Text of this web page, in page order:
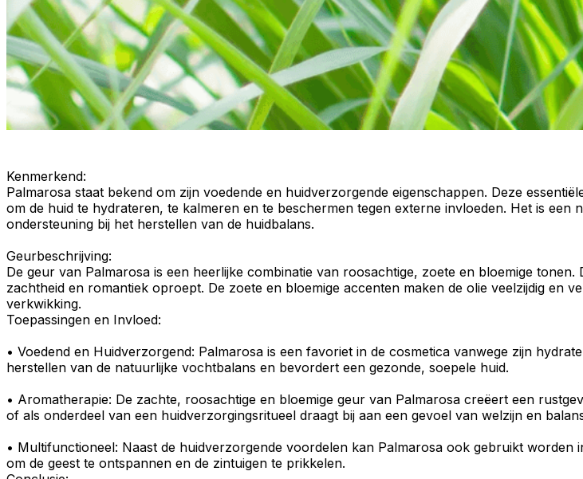
Kenmerkend:
Palmarosa staat bekend om zijn voedende en huidverzorgende eigenschappen. Deze
om de huid te hydrateren, te kalmeren en te beschermen tegen externe invloeden. Het is een
ondersteuning bij het herstellen van de huidbalans.
Geurbeschrijving:
De geur van Palmarosa is een heerlijke combinatie van roosachtige, zoete en bloemige tonen.
zachtheid en romantiek oproept. De zoete en bloemige accenten maken de olie veelzijdig en
verkwikking.
Toepassingen en Invloed:
• Voedend en Huidverzorgend: Palmarosa is een favoriet in de cosmetica vanwege zijn
herstellen van de natuurlijke vochtbalans en bevordert een gezonde, soepele huid.
• Aromatherapie: De zachte, roosachtige en bloemige geur van Palmarosa creëert een
of als onderdeel van een huidverzorgingsritueel draagt bij aan een gevoel van welzijn en
• Multifunctioneel: Naast de huidverzorgende voordelen kan Palmarosa ook gebruikt worden
om de geest te ontspannen en de zintuigen te prikkelen.